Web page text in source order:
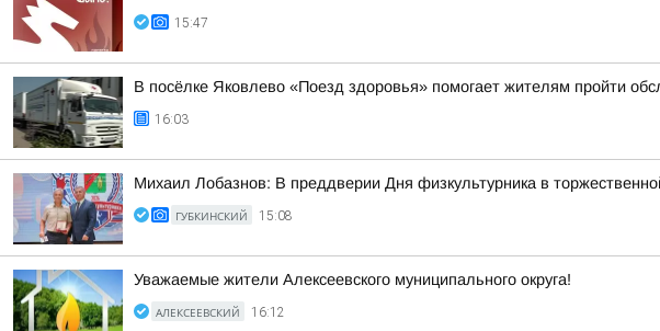
15:47
В посёлке Яковлево «Поезд здоровья» помогает жителям пройти
16:03
Михаил Лобазнов: В преддверии Дня физкультурника в
ГУБКИНСКИЙ 15:08
Уважаемые жители Алексеевского муниципального округа!
АЛЕКСЕЕВСКИЙ 16:12